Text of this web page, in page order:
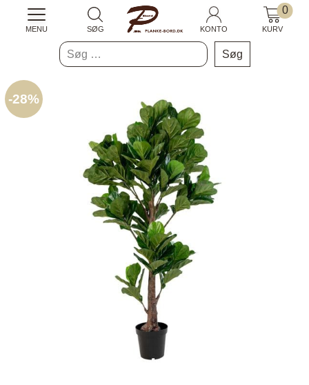
Søg
efter:
MENU SØG KONTO
0
KURV
-28%